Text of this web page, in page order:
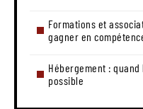
Formations et
gagner en
Hébergement :
possible